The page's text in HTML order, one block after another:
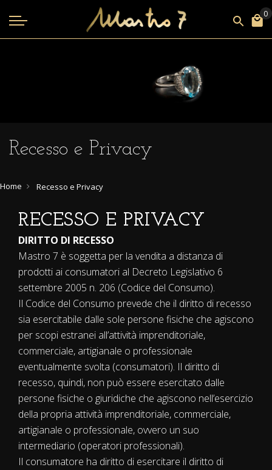
Recesso e Privacy
Home Recesso e Privacy
RECESSO E PRIVACY
DIRITTO DI RECESSO
Mastro 7 è soggetta per la vendita a distanza di
prodotti ai consumatori al Decreto Legislativo 6
settembre 2005 n. 206 (Codice del Consumo).
Il Codice del Consumo prevede che il diritto di recesso
sia esercitabile dalle sole persone fisiche che agiscono
per scopi estranei all’attività imprenditoriale,
commerciale, artigianale o professionale
eventualmente svolta (consumatori). Il diritto di
recesso, quindi, non può essere esercitato dalle
persone fisiche o giuridiche che agiscono nell’esercizio
della propria attività imprenditoriale, commerciale,
artigianale o professionale, ovvero un suo
intermediario (operatori professionali).
Il consumatore ha diritto di esercitare il diritto di